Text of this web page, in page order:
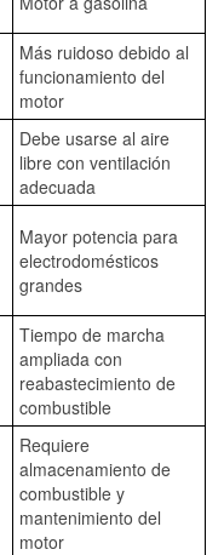
Más ruidoso debido al
funcionamiento del
motor
Debe usarse al aire
libre con ventilación
adecuada
Mayor potencia para
electrodomésticos
grandes
Tiempo de marcha
ampliada con
reabastecimiento de
combustible
Requiere
almacenamiento de
combustible y
mantenimiento del
motor